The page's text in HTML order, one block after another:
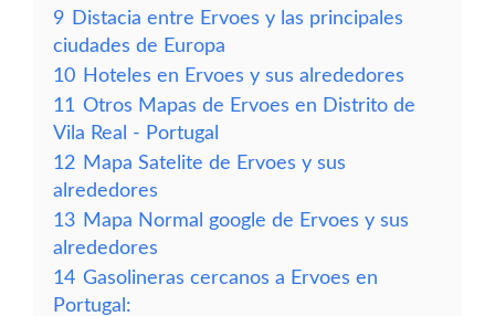
9 Distacia entre Ervoes y las principales
ciudades de Europa
10 Hoteles en Ervoes y sus alrededores
11 Otros Mapas de Ervoes en Distrito de
Vila Real - Portugal
12 Mapa Satelite de Ervoes y sus
alrededores
13 Mapa Normal google de Ervoes y sus
alrededores
14 Gasolineras cercanos a Ervoes en
Portugal: